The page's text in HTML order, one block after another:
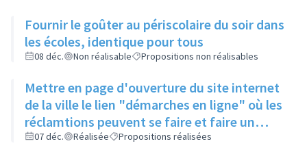
Fournir le goûter au périscolaire du soir dans
les écoles, identique pour tous
08 déc. Non réalisable Propositions non réalisables
Mettre en page d'ouverture du site internet
de la ville le lien "démarches en ligne" où les
réclamtions peuvent se faire et faire un
rappel de l'existence de ce lien
07 déc. Réalisée Propositions réalisées